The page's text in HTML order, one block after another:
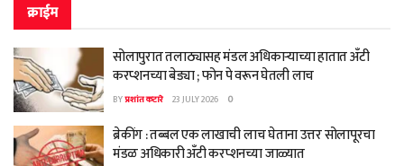
क्राईम
सोलापुरात तलाठ्यासह मंडल अधिकाऱ्याच्या हातात अँटी
करप्शनच्या बेड्या ; फोन पे वरून घेतली लाच
BYप्रशांत कटारे 23 JULY 2026 0
ब्रेकींग : तब्बल एक लाखाची लाच घेताना उत्तर सोलापूरचा
मंडळ अधिकारी अँटी करप्शनच्या जाळ्यात